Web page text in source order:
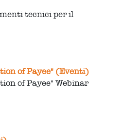
tecnici per il
of Payee" (Eventi)
of Payee" Webinar